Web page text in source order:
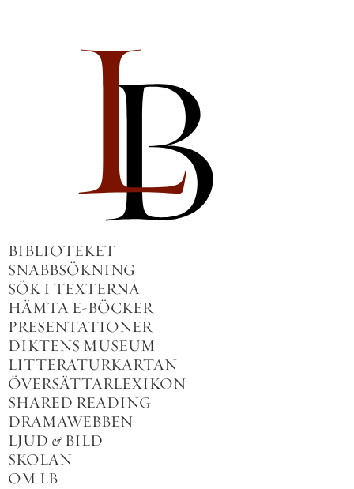
BIBLIOTEKET
SNABBSÖKNING
SÖK I TEXTERNA
HÄMTA E-BÖCKER
PRESENTATIONER
DIKTENS MUSEUM
LITTERATURKARTAN
ÖVERSÄTTARLEXIKON
SHARED READING
DRAMAWEBBEN
LJUD & BILD
SKOLAN
OM LB